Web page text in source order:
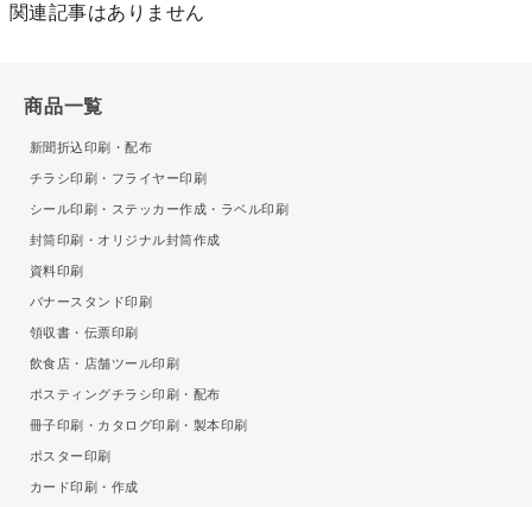
関連記事はありません
商品一覧
新聞折込印刷・配布
チラシ印刷・フライヤー印刷
シール印刷・ステッカー作成・ラベル印刷
封筒印刷・オリジナル封筒作成
資料印刷
バナースタンド印刷
領収書・伝票印刷
飲食店・店舗ツール印刷
ポスティングチラシ印刷・配布
冊子印刷・カタログ印刷・製本印刷
ポスター印刷
カード印刷・作成